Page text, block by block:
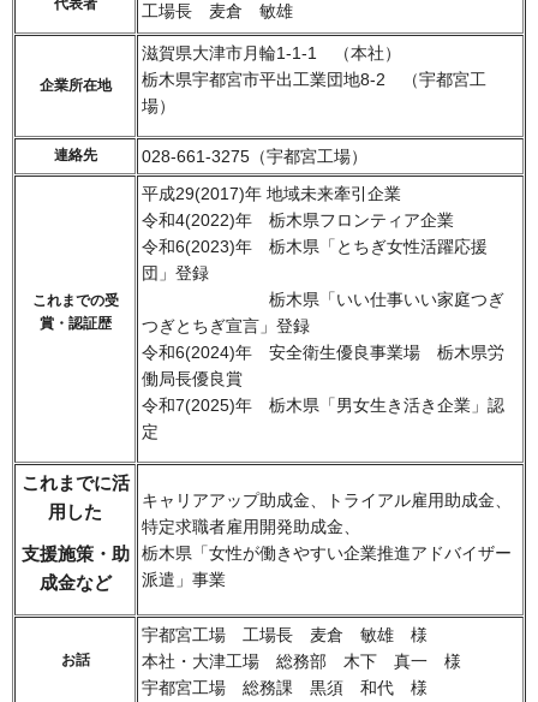
代表者 工場長 麦倉 敏雄
企業所在地
滋賀県大津市月輪1-1-1 （本社）
栃木県宇都宮市平出工業団地8-2 （宇都宮工
場）
連絡先 028-661-3275（宇都宮工場）
これまでの受
賞・認証歴
平成29(2017)年 地域未来牽引企業
令和4(2022)年 栃木県フロンティア企業
令和6(2023)年 栃木県「とちぎ女性活躍応援
団」登録
栃木県「いい仕事いい家庭つぎ
つぎとちぎ宣言」登録
令和6(2024)年 安全衛生優良事業場 栃木県労
働局長優良賞
令和7(2025)年 栃木県「男女生き活き企業」認
定
これまでに活
用した
支援施策・助
成金など
キャリアアップ助成金、トライアル雇用助成金、
特定求職者雇用開発助成金、
栃木県「女性が働きやすい企業推進アドバイザー
派遣」事業
お話
宇都宮工場 工場長 麦倉 敏雄 様
本社・大津工場 総務部 木下 真一 様
宇都宮工場 総務課 黒須 和代 様